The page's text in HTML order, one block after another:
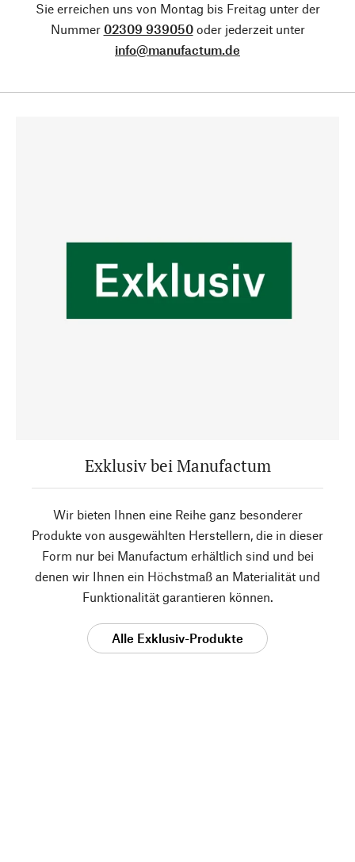
Sie erreichen uns von Montag bis Freitag unter der
Nummer 02309 939050oder jederzeit unter
info@manufactum.de
Exklusiv bei Manufactum
Wir bieten Ihnen eine Reihe ganz besonderer
Produkte von ausgewählten Herstellern, die in dieser
Form nur bei Manufactum erhältlich sind und bei
denen wir Ihnen ein Höchstmaß an Materialität und
Funktionalität garantieren können.
Alle Exklusiv-Produkte